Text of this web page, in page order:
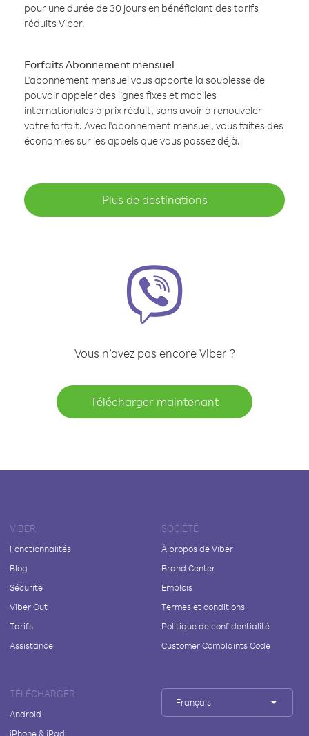
pour une durée de 30 jours en bénéficiant des tarifs
réduits Viber.
Forfaits Abonnement mensuel
L'abonnement mensuel vous apporte la souplesse de
pouvoir appeler des lignes fixes et mobiles
internationales à prix réduit, sans avoir à renouveler
votre forfait. Avec l'abonnement mensuel, vous faites des
économies sur les appels que vous passez déjà.
Plus de destinations
Vous n’avez pas encore Viber ?
Télécharger maintenant
VIBER
Fonctionnalités
Blog
Sécurité
Viber Out
Tarifs
Assistance
SOCIÉTÉ
À propos de Viber
Brand Center
Emplois
Termes et conditions
Politique de confidentialité
Customer Complaints Code
TÉLÉCHARGER
Android
iPhone & iPad
Français